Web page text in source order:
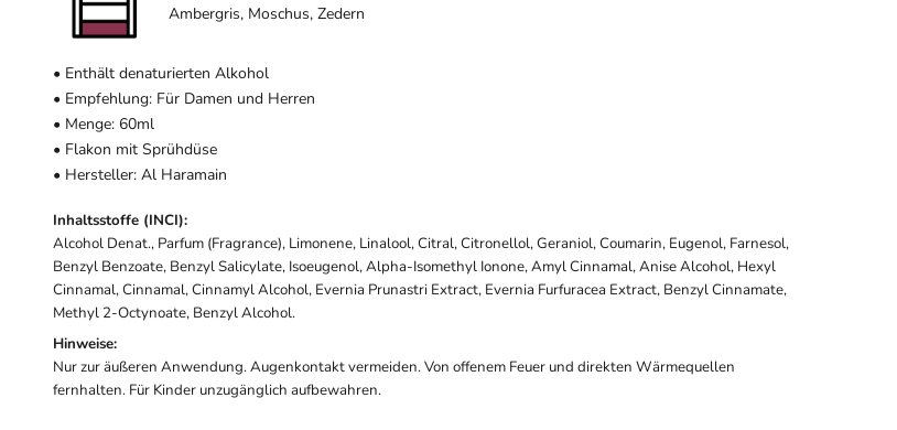
Ambergris, Moschus, Zedern
• Enthält denaturierten Alkohol
• Empfehlung: Für Damen und Herren
• Menge: 60ml
• Flakon mit Sprühdüse
• Hersteller: Al Haramain
Inhaltsstoffe (INCI):
Alcohol Denat., Parfum (Fragrance), Limonene, Linalool, Citral, Citronellol, Geraniol, Coumarin, Eugenol, Farnesol,
Benzyl Benzoate, Benzyl Salicylate, Isoeugenol, Alpha-Isomethyl Ionone, Amyl Cinnamal, Anise Alcohol, Hexyl
Cinnamal, Cinnamal, Cinnamyl Alcohol, Evernia Prunastri Extract, Evernia Furfuracea Extract, Benzyl Cinnamate,
Methyl 2-Octynoate, Benzyl Alcohol.
Hinweise:
Nur zur äußeren Anwendung. Augenkontakt vermeiden. Von offenem Feuer und direkten Wärmequellen
fernhalten. Für Kinder unzugänglich aufbewahren.